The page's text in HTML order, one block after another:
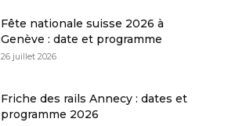
Fête nationale suisse 2026 à
Genève : date et programme
26 juillet 2026
Friche des rails Annecy : dates et
programme 2026